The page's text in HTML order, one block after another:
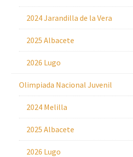
2024 Jarandilla de la Vera
2025 Albacete
2026 Lugo
Olimpiada Nacional Juvenil
2024 Melilla
2025 Albacete
2026 Lugo